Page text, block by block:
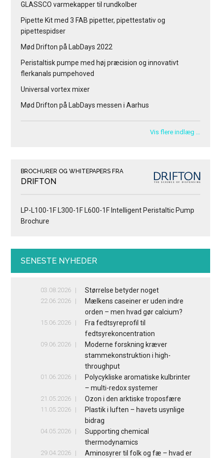
GLASSCO varmekapper til rundkolber
Pipette Kit med 3 FAB pipetter, pipettestativ og
pipettespidser
Mød Drifton på LabDays 2022
Peristaltisk pumpe med høj præcision og innovativt
flerkanals pumpehoved
Universal vortex mixer
Mød Drifton på LabDays messen i Aarhus
Vis flere indlæg …
BROCHURER OG WHITEPAPERS FRA
DRIFTON
LP-L100-1F L300-1F L600-1F Intelligent Peristaltic Pump
Brochure
SENESTE NYHEDER
03.08.2026 Størrelse betyder noget
22.06.2026
Mælkens caseiner er uden indre
orden – men hvad gør calcium?
15.06.2026
Fra fedtsyreprofil til
fedtsyrekoncentration
09.06.2026
Moderne forskning kræver
stammekonstruktion i high-
throughput
01.06.2026
Polycykliske aromatiske kulbrinter
– multi-redox systemer
21.05.2026 Ozon i den arktiske troposfære
11.05.2026
Plastik i luften – havets usynlige
bidrag
04.05.2026
Supporting chemical
thermodynamics
29.04.2026
Aminosyrer til folk og fæ – hvad er